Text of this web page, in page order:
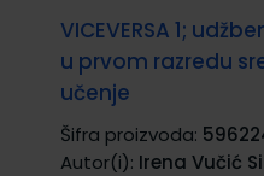
VICEVERSA 1;
u prvom razredu
učenje
Šifra proizvoda:
Autor(i): Irena Vučić